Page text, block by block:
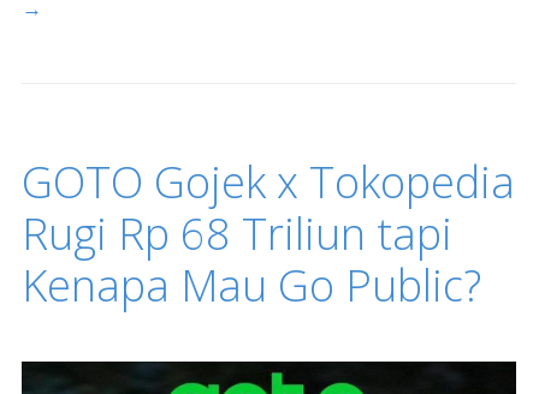
→
GOTO Gojek x Tokopedia
Rugi Rp 68 Triliun tapi
Kenapa Mau Go Public?